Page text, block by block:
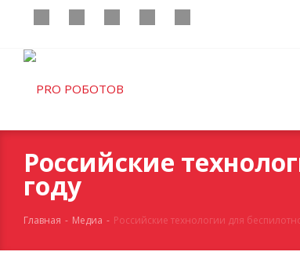
Российские
году
Главная - Медиа - Российские технологии для